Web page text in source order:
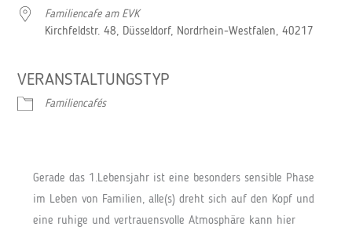
Familiencafe am EVK
Kirchfeldstr. 48, Düsseldorf, Nordrhein-Westfalen, 40217
VERANSTALTUNGSTYP
Familiencafés
Gerade das 1.Lebensjahr ist eine besonders sensible Phase
im Leben von Familien, alle(s) dreht sich auf den Kopf und
eine ruhige und vertrauensvolle Atmosphäre kann hier